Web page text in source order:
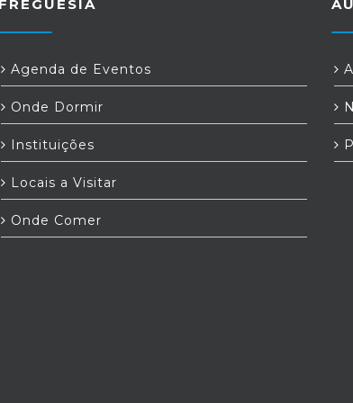
FREGUESIA
Agenda de Eventos
Onde Dormir
Instituições
Locais a Visitar
Onde Comer